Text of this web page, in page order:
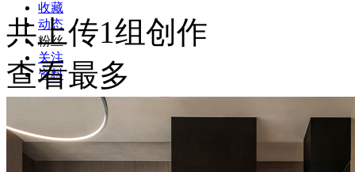
收藏
动态
粉丝
关注
资料
共上传1组创作
查看最多